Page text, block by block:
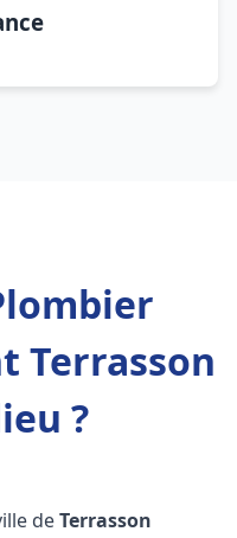
Terrasson
?
deTerrasson